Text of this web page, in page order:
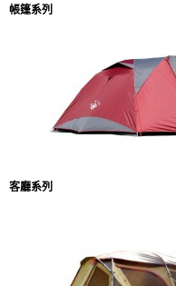
帳篷系列
客廳系列